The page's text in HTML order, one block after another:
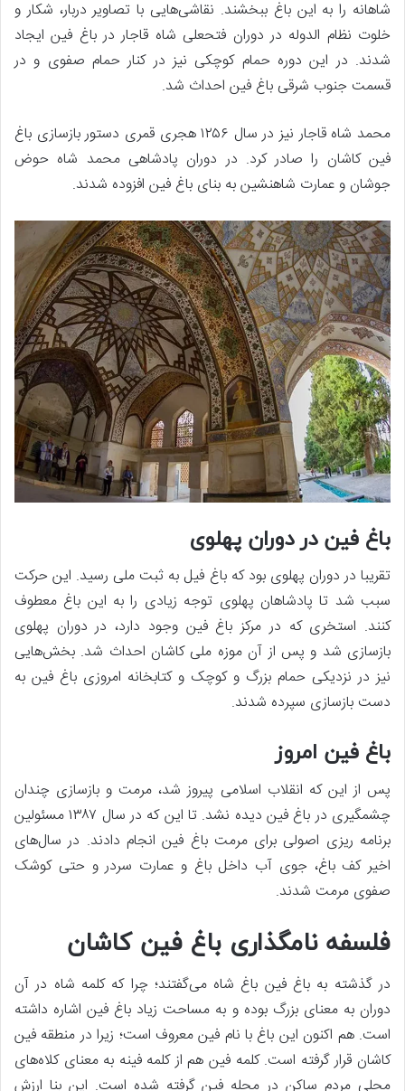
شاهانه را به این باغ ببخشند. نقاشی‌هایی با تصاویر دربار، شکار و
خلوت نظام الدوله در دوران فتحعلی شاه قاجار در باغ فین ایجاد
شدند. در این دوره حمام کوچکی نیز در کنار حمام صفوی و در
قسمت جنوب شرقی باغ فین احداث شد.
محمد شاه قاجار نیز در سال ۱۲۵۶ هجری قمری دستور بازسازی باغ
فین کاشان را صادر کرد. در دوران پادشاهی محمد شاه حوض
جوشان و عمارت شاهنشین به بنای باغ فین افزوده شدند.
باغ فین در دوران پهلوی
تقریبا در دوران پهلوی بود که باغ فیل به ثبت ملی رسید. این حرکت
سبب شد تا پادشاهان پهلوی توجه زیادی را به این باغ معطوف
کنند. استخری که در مرکز باغ فین وجود دارد، در دوران پهلوی
بازسازی شد و پس از آن موزه ملی کاشان احداث شد‌. بخش‌هایی
نیز در نزدیکی حمام بزرگ و کوچک و کتابخانه امروزی باغ فین به
دست بازسازی سپرده شدند.
باغ فین امروز
پس از این که انقلاب اسلامی پیروز شد، مرمت و بازسازی چندان
چشمگیری در باغ فین دیده نشد. تا این که در سال ۱۳۸۷ مسئولین
برنامه‌ ریزی اصولی برای مرمت باغ فین انجام دادند. در سال‌های
اخیر کف باغ، جوی آب داخل باغ و عمارت سردر و حتی کوشک
صفوی مرمت شدند.
فلسفه نامگذاری باغ فین کاشان
در گذشته به باغ فین باغ شاه می‌گفتند؛ چرا که کلمه شاه در آن
دوران به معنای بزرگ بوده و به مساحت زیاد باغ فین اشاره داشته
است. هم اکنون این باغ با نام فین معروف است؛ زیرا در منطقه فین
کاشان قرار گرفته است. کلمه فین هم از کلمه فینه به معنای کلاه‌های